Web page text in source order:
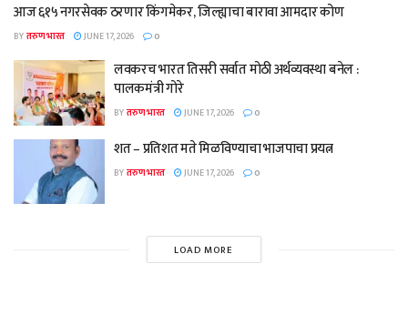
आज ६१५ नगरसेवक ठरणार किंगमेकर, जिल्ह्याचा बारावा आमदार कोण
BYतरुण भारत JUNE 17, 2026 0
लवकरच भारत तिसरी सर्वात मोठी अर्थव्यवस्था बनेल :
पालकमंत्री गोरे
BYतरुण भारत JUNE 17, 2026 0
शत – प्रतिशत मते मिळविण्याचा भाजपाचा प्रयत्न
BYतरुण भारत JUNE 17, 2026 0
LOAD MORE